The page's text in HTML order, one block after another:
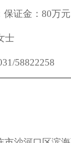
保证金： 80万
士
58822258